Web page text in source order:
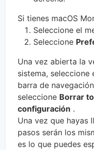
Si tienes macOS
Seleccione el
Seleccione
Una vez abierta la
sistema, seleccione
barra de
seleccione Borrar
configuración .
Una vez que hayas
pasos serán los
es lo que puedes